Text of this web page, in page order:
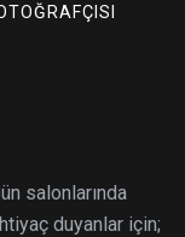
salonlarında
duyanlar için;